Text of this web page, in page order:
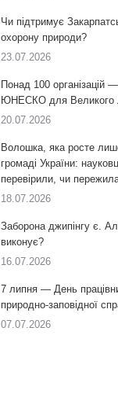
Чи підтримує
охорону природи?
23.07.2026
Понад 100 організацій
ЮНЕСКО для Великого
20.07.2026
Волошка, яка росте
громаді України:
перевірили, чи
18.07.2026
Заборона джипінгу є.
виконує?
16.07.2026
7 липня — День
природно-заповідної
07.07.2026